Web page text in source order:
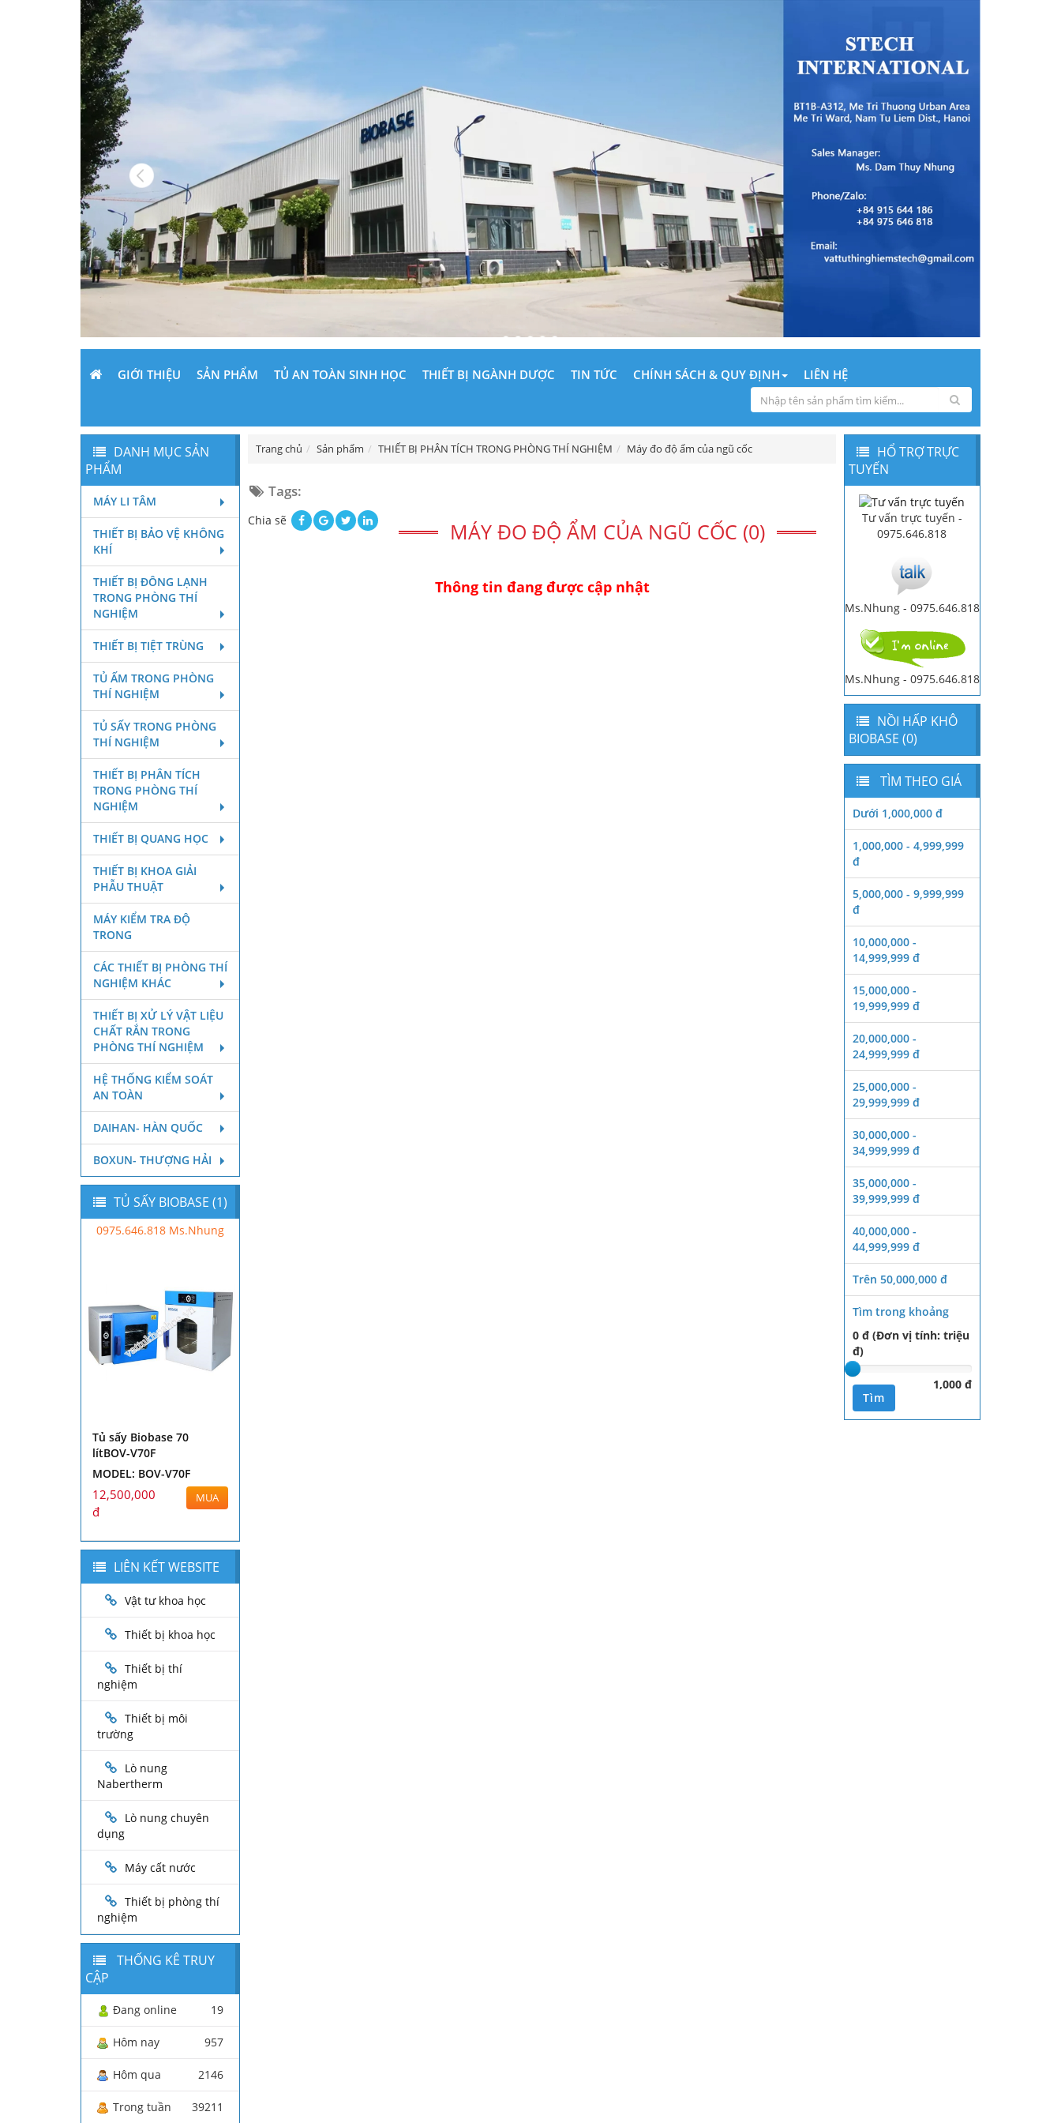
GIỚI THIỆU SẢN PHẨM TỦ AN TOÀN SINH HỌC THIẾT BỊ NGÀNH DƯỢC TIN TỨC CHÍNH SÁCH & QUY ĐỊNH LIÊN HỆ
Trang chủ Sản phẩm THIẾT BỊ PHÂN TÍCH TRONG PHÒNG THÍ NGHIỆM Máy đo độ ẩm của ngũ cốc
Tags:
MÁY ĐO ĐỘ ẨM CỦA NGŨ CỐC (0)
Chia sẽ
Thông tin đang được cập nhật
DANH MỤC SẢN
PHẨM
MÁY LI TÂM
THIẾT BỊ BẢO VỆ KHÔNG
KHÍ
THIẾT BỊ ĐÔNG LẠNH
TRONG PHÒNG THÍ
NGHIỆM
THIẾT BỊ TIỆT TRÙNG
TỦ ẤM TRONG PHÒNG
THÍ NGHIỆM
TỦ SẤY TRONG PHÒNG
THÍ NGHIỆM
THIẾT BỊ PHÂN TÍCH
TRONG PHÒNG THÍ
NGHIỆM
THIẾT BỊ QUANG HỌC
THIẾT BỊ KHOA GIẢI
PHẪU THUẬT
MÁY KIỂM TRA ĐỘ
TRONG
CÁC THIẾT BỊ PHÒNG THÍ
NGHIỆM KHÁC
THIẾT BỊ XỬ LÝ VẬT LIỆU
CHẤT RẮN TRONG
PHÒNG THÍ NGHIỆM
HỆ THỐNG KIỂM SOÁT
AN TOÀN
DAIHAN- HÀN QUỐC
BOXUN- THƯỢNG HẢI
TỦ SẤY BIOBASE (1)
0975.646.818 Ms.Nhung
Tủ sấy Biobase 70
lítBOV-V70F
MODEL: BOV-V70F
12,500,000
đ
MUA
LIÊN KẾT WEBSITE
Vật tư khoa học
Thiết bị khoa học
Thiết bị thí
nghiệm
Thiết bị môi
trường
Lò nung
Nabertherm
Lò nung chuyên
dụng
Máy cất nước
Thiết bị phòng thí
nghiệm
THỐNG KÊ TRUY
CẬP
Đang online 19
Hôm nay 957
Hôm qua 2146
Trong tuần 39211
HỔ TRỢ TRỰC
TUYẾN
Tư vấn trực tuyến -
0975.646.818
Ms.Nhung - 0975.646.818
Ms.Nhung - 0975.646.818
NỒI HẤP KHÔ
BIOBASE (0)
TÌM THEO GIÁ
Dưới 1,000,000 đ
1,000,000 - 4,999,999
đ
5,000,000 - 9,999,999
đ
10,000,000 -
14,999,999 đ
15,000,000 -
19,999,999 đ
20,000,000 -
24,999,999 đ
25,000,000 -
29,999,999 đ
30,000,000 -
34,999,999 đ
35,000,000 -
39,999,999 đ
40,000,000 -
44,999,999 đ
Trên 50,000,000 đ
Tìm trong khoảng
0 đ (Đơn vị tính: triệu
đ)
1,000 đ
Tìm